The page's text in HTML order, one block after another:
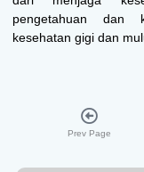
pengetahuan dan
kesehatan gigi dan
Prev Page